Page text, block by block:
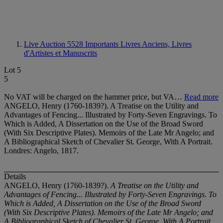
Live Auction 5528 Importants Livres Anciens, Livres
d'Artistes et Manuscrits
Lot 5
5
No VAT will be charged on the hammer price, but VA… Read more
ANGELO, Henry (1760-1839?). A Treatise on the Utility and
Advantages of Fencing... Illustrated by Forty-Seven Engravings. To
Which is Added, A Dissertation on the Use of the Broad Sword
(With Six Descriptive Plates). Memoirs of the Late Mr Angelo; and
A Bibliographical Sketch of Chevalier St. George, With A Portrait.
Londres: Angelo, 1817.
Details
ANGELO, Henry (1760-1839?).A Treatise on the Utility and
Advantages of Fencing... Illustrated by Forty-Seven Engravings. To
Which is Added, A Dissertation on the Use of the Broad Sword
(With Six Descriptive Plates). Memoirs of the Late Mr Angelo; and